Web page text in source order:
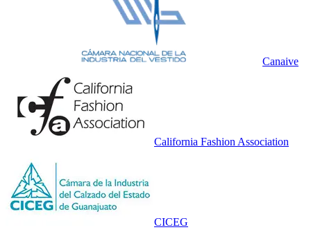
Canaive
California Fashion Association
CICEG